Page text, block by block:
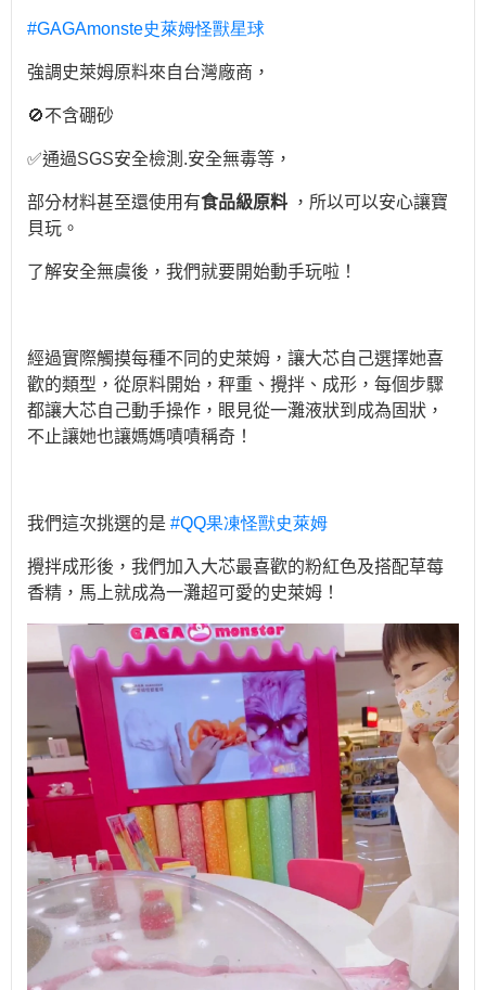
#GAGAmonste史萊姆怪獸星球
強調史萊姆原料來自台灣廠商，
🚫不含硼砂
✅通過SGS安全檢測 .安全無毒等，
部分材料甚至還使用有食品級原料 ，所以可以安心讓寶
貝玩。
了解安全無虞後，我們就要開始動手玩啦！
經過實際觸摸每種不同的史萊姆，讓大芯自己選擇她喜
歡的類型，從原料開始，秤重、攪拌、成形，每個步驟
都讓大芯自己動手操作，眼見從一灘液狀到成為固狀，
不止讓她也讓媽媽嘖嘖稱奇！
我們這次挑選的是 #QQ果凍怪獸史萊姆
攪拌成形後，我們加入大芯最喜歡的粉紅色及搭配草莓
香精，馬上就成為一灘超可愛的史萊姆！